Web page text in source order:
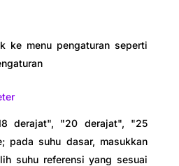
ke menu pengaturan seperti
derajat", "20 derajat", "25
pada suhu dasar, masukkan
suhu referensi yang sesuai